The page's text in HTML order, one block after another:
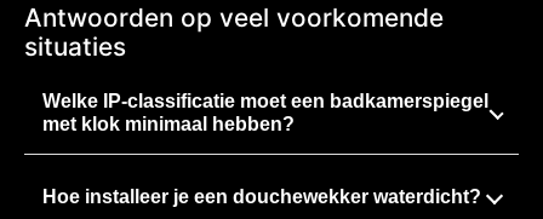
Antwoorden op veel voorkomende
situaties
Welke IP-classificatie moet een badkamerspiegel
met klok minimaal hebben?
Hoe installeer je een douchewekker waterdicht?